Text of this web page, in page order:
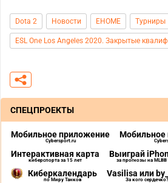
Dota 2 Новости EHOME Турниры
ESL One Los Angeles 2020. Закрытые
СПЕЦПРОЕКТЫ
Мобильное приложение
Cybersport.ru
Мобильное
Интерактивная карта
киберспорта за 15 лет
Выиграй
за прогнозы на MLBB
Киберкалендарь
по Миру Танков
Vasilisa или
За кого сердечко?